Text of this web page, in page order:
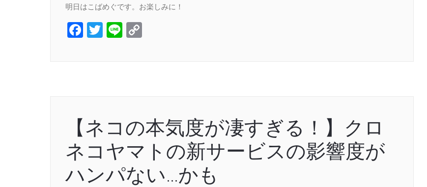
明日はこばめぐです。お楽しみに！
Facebook
Twitter
Line
【ネコの本気度が凄すぎる！】クロ
ネコヤマトの新サービスの影響度が
ハンパない…かも